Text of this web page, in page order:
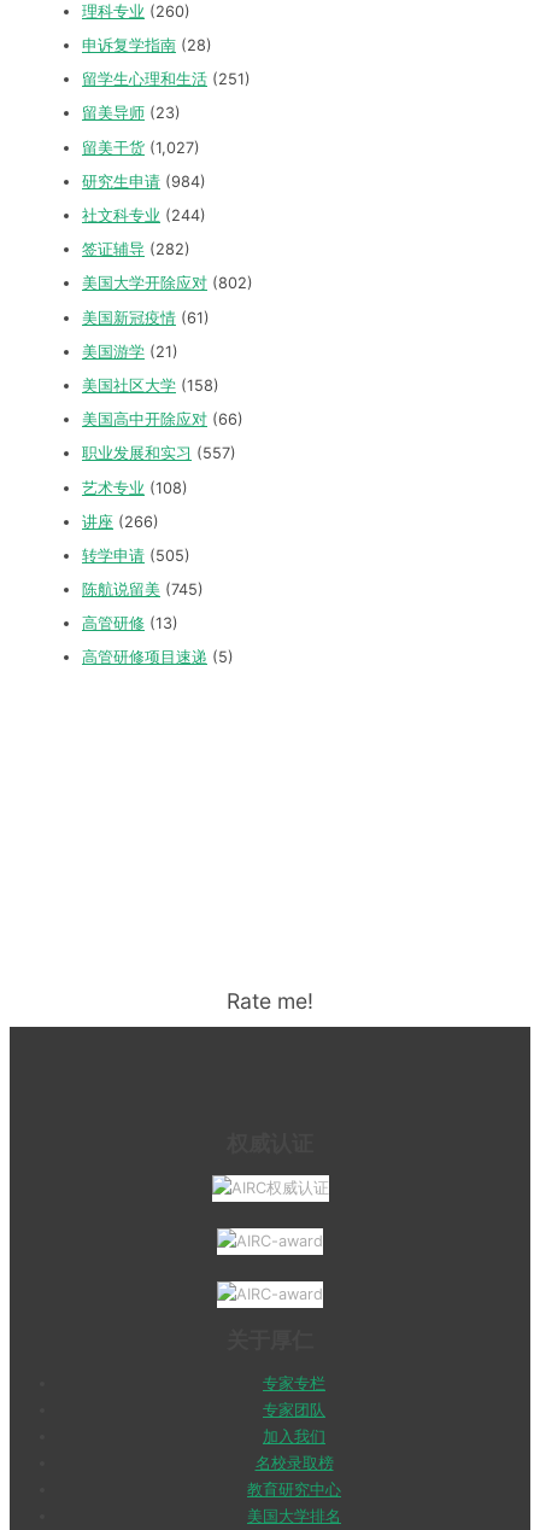
理科专业 (260)
申诉复学指南 (28)
留学生心理和生活 (251)
留美导师 (23)
留美干货 (1,027)
研究生申请 (984)
社文科专业 (244)
签证辅导 (282)
美国大学开除应对 (802)
美国新冠疫情 (61)
美国游学 (21)
美国社区大学 (158)
美国高中开除应对 (66)
职业发展和实习 (557)
艺术专业 (108)
讲座 (266)
转学申请 (505)
陈航说留美 (745)
高管研修 (13)
高管研修项目速递 (5)
Rate me!
专家专栏
专家团队
加入我们
名校录取榜
教育研究中心
美国大学排名